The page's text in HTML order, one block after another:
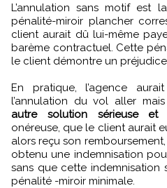
L’annulation sans motif est
pénalité-miroir plancher
client aurait dû lui-même
barème contractuel. Cette
le client démontre un
En pratique, l’agence
l’annulation du vol aller
autre solution sérieuse et
onéreuse, que le client aurait
alors reçu son
obtenu une indemnisation
sans que cette indemnisation
pénalité -miroir minimale.